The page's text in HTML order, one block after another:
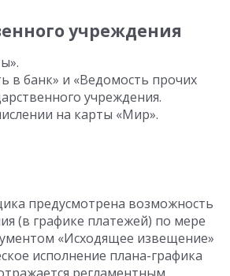
учреждения
в банк» и «Ведомость прочих
учреждения.
на карты «Мир».
предусмотрена возможность
(в графике платежей) по мере
«Исходящее извещение»
исполнение плана-графика